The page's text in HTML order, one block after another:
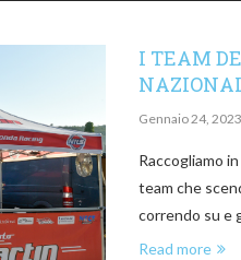
I TEAM
Gennaio 24, 2023
Raccogliamo
team che
correndo su e
Read more